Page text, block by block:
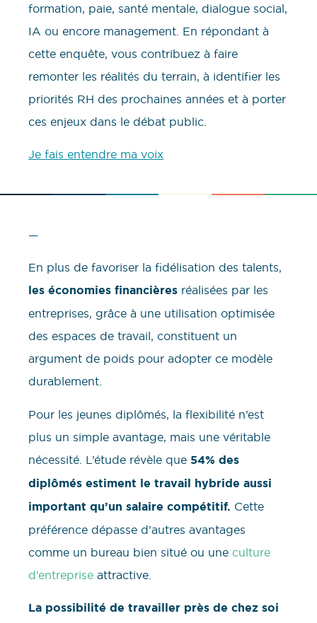
formation, paie, santé mentale, dialogue social,
IA ou encore management. En répondant à
cette enquête, vous contribuez à faire
remonter les réalités du terrain, à identifier les
priorités RH des prochaines années et à porter
ces enjeux dans le débat public.
Je fais entendre ma voix
—
En plus de favoriser la fidélisation des talents,
les économies financières réalisées par les
entreprises, grâce à une utilisation optimisée
des espaces de travail, constituent un
argument de poids pour adopter ce modèle
durablement.
Pour les jeunes diplômés, la flexibilité n’est
plus un simple avantage, mais une véritable
nécessité. L’étude révèle que 54% des
diplômés estiment le travail hybride aussi
important qu’un salaire compétitif. Cette
préférence dépasse d’autres avantages
comme un bureau bien situé ou une culture
d’entreprise attractive.
La possibilité de travailler près de chez soi